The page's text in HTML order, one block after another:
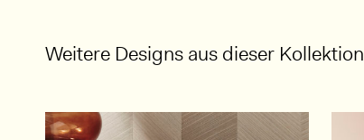
Weitere Designs aus dieser Kollektion